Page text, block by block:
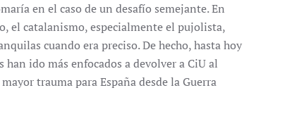
en el caso de un desafío semejante. En
el catalanismo, especialmente el pujolista,
cuando era preciso. De hecho, hasta hoy
ido más enfocados a devolver a CiU al
trauma para España desde la Guerra